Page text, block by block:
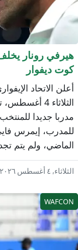
رونار
ديفوار
الاتحاد
الثلاثاء 4
جديدا للمنتخب
ولم يتم
بعد أكثر
القاري. ٤ أغسطس ٢٠٢٦